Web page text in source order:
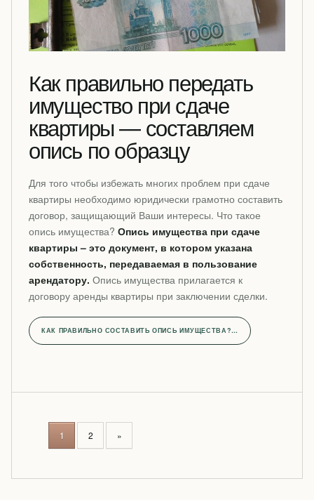
Как правильно передать
имущество при сдаче
квартиры — составляем
опись по образцу
Для того чтобы избежать многих проблем при сдаче
квартиры необходимо юридически грамотно составить
договор, защищающий Ваши интересы. Что такое
опись имущества? Опись имущества при сдаче
квартиры – это документ, в котором указана
собственность, передаваемая в пользование
арендатору. Опись имущества прилагается к
договору аренды квартиры при заключении сделки.
КАК ПРАВИЛЬНО СОСТАВИТЬ ОПИСЬ ИМУЩЕСТВА?…
1 2 »